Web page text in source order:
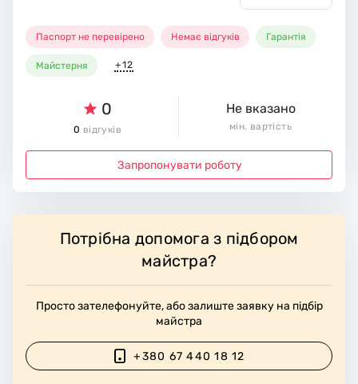
Паспорт не перевірено Немає відгуків Гарантія
Майстерня +12
0
0 відгуків
Не вказано
мін. вартість
Запропонувати роботу
Потрібна допомога з підбором
майстра?
Просто зателефонуйте, або залиште заявку на підбір
майстра
+380 67 440 18 12